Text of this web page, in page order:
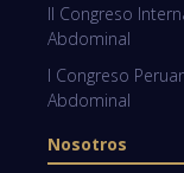
II Congreso
Abdominal
I Congreso
Abdominal
Nosotros